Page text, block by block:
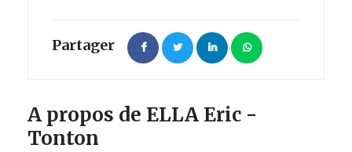
Partager
A propos de ELLA Eric -
Tonton